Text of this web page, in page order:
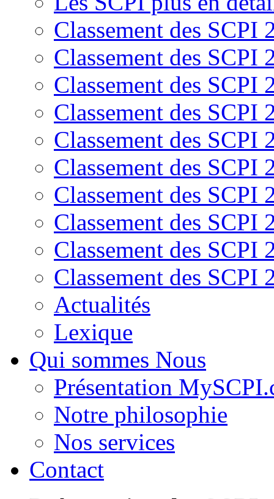
Classement des SCPI
Classement des SCPI
Classement des SCPI
Classement des SCPI
Classement des SCPI
Classement des SCPI
Classement des SCPI
Classement des SCPI
Classement des SCPI
Classement des SCPI
Actualités
Lexique
Qui sommes Nous
Présentation
Notre philosophie
Nos services
Contact